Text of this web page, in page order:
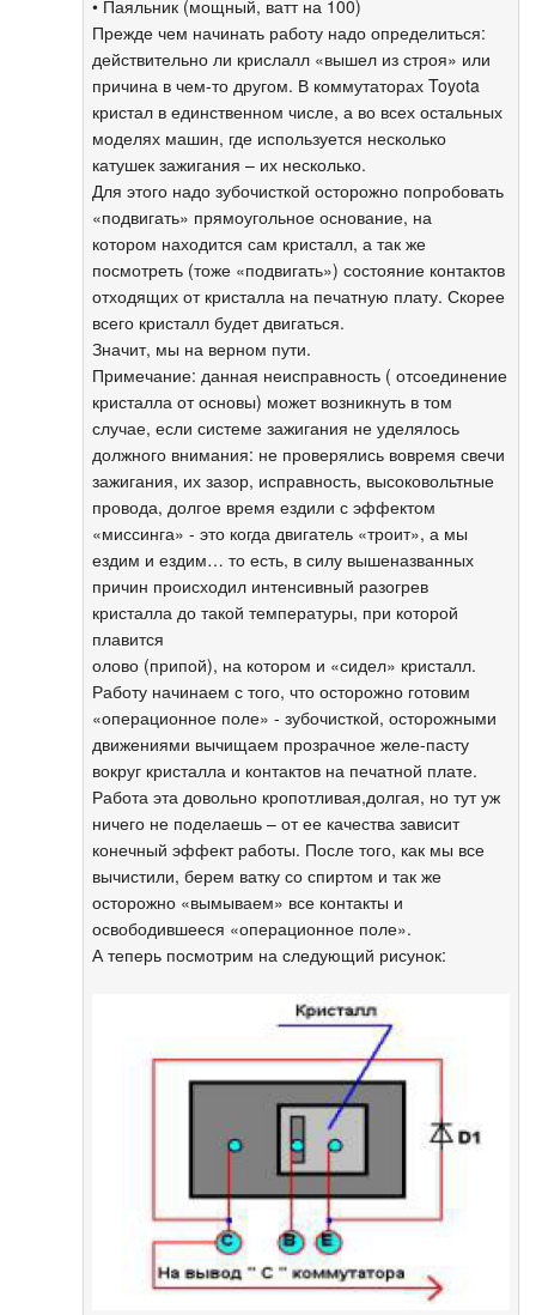
• Паяльник (мощный, ватт на 100)
Прежде чем начинать работу надо определиться:
действительно ли крислалл «вышел из строя» или
причина в чем-то другом. В коммутаторах Toyota
кристал в единственном числе, а во всех остальных
моделях машин, где используется несколько
катушек зажигания – их несколько.
Для этого надо зубочисткой осторожно попробовать
«подвигать» прямоугольное основание, на
котором находится сам кристалл, а так же
посмотреть (тоже «подвигать») состояние контактов
отходящих от кристалла на печатную плату. Скорее
всего кристалл будет двигаться.
Значит, мы на верном пути.
Примечание: данная неисправность ( отсоединение
кристалла от основы) может возникнуть в том
случае, если системе зажигания не уделялось
должного внимания: не проверялись вовремя свечи
зажигания, их зазор, исправность, высоковольтные
провода, долгое время ездили с эффектом
«миссинга» - это когда двигатель «троит», а мы
ездим и ездим… то есть, в силу вышеназванных
причин происходил интенсивный разогрев
кристалла до такой температуры, при которой
плавится
олово (припой), на котором и «сидел» кристалл.
Работу начинаем с того, что осторожно готовим
«операционное поле» - зубочисткой, осторожными
движениями вычищаем прозрачное желе-пасту
вокруг кристалла и контактов на печатной плате.
Работа эта довольно кропотливая,долгая, но тут уж
ничего не поделаешь – от ее качества зависит
конечный эффект работы. После того, как мы все
вычистили, берем ватку со спиртом и так же
осторожно «вымываем» все контакты и
освободившееся «операционное поле».
А теперь посмотрим на следующий рисунок: